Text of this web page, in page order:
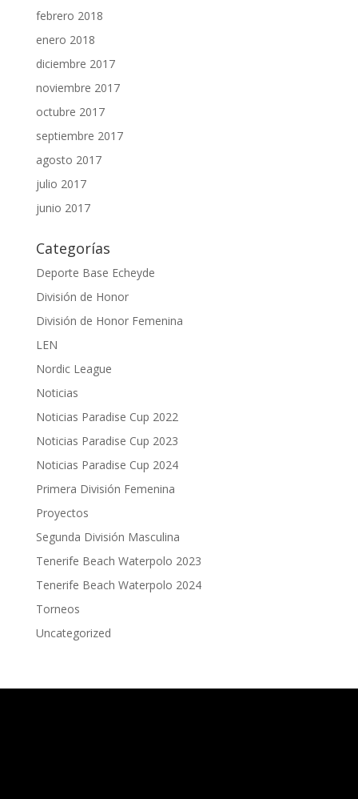
febrero 2018
enero 2018
diciembre 2017
noviembre 2017
octubre 2017
septiembre 2017
agosto 2017
julio 2017
junio 2017
Categorías
Deporte Base Echeyde
División de Honor
División de Honor Femenina
LEN
Nordic League
Noticias
Noticias Paradise Cup 2022
Noticias Paradise Cup 2023
Noticias Paradise Cup 2024
Primera División Femenina
Proyectos
Segunda División Masculina
Tenerife Beach Waterpolo 2023
Tenerife Beach Waterpolo 2024
Torneos
Uncategorized